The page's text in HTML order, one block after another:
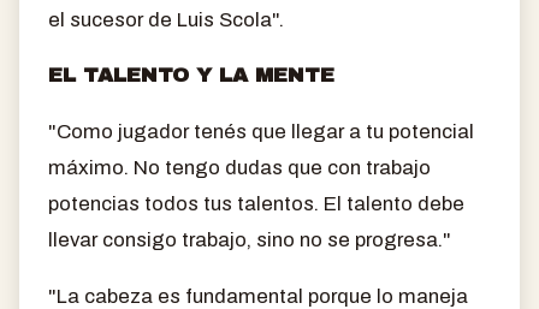
el sucesor de Luis Scola".
EL TALENTO Y LA MENTE
"Como jugador tenés que llegar a tu potencial
máximo. No tengo dudas que con trabajo
potencias todos tus talentos. El talento debe
llevar consigo trabajo, sino no se progresa."
"La cabeza es fundamental porque lo maneja